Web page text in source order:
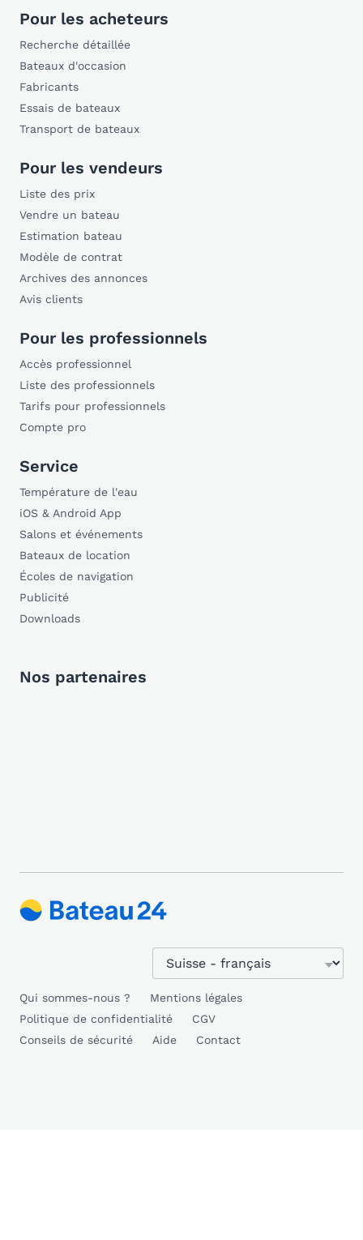
Pour les acheteurs
Recherche détaillée
Bateaux d'occasion
Fabricants
Essais de bateaux
Transport de bateaux
Pour les vendeurs
Liste des prix
Vendre un bateau
Estimation bateau
Modèle de contrat
Archives des annonces
Avis clients
Pour les professionnels
Accès professionnel
Liste des professionnels
Tarifs pour professionnels
Compte pro
Service
Température de l'eau
iOS & Android App
Salons et événements
Bateaux de location
Écoles de navigation
Publicité
Downloads
Nos partenaires
Qui sommes-nous ?
Mentions légales
Politique de confidentialité
CGV
Conseils de sécurité
Aide Contact